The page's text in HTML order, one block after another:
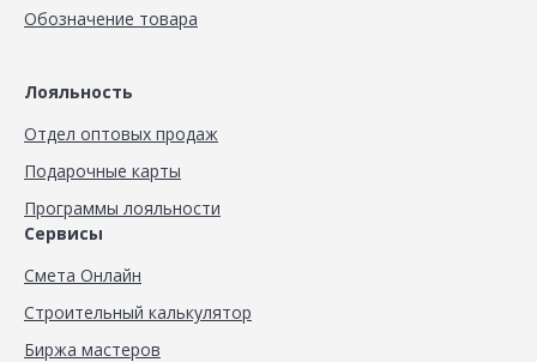
Обозначение товара
Лояльность
Отдел оптовых продаж
Подарочные карты
Программы лояльности
Сервисы
Смета Онлайн
Строительный калькулятор
Биржа мастеров